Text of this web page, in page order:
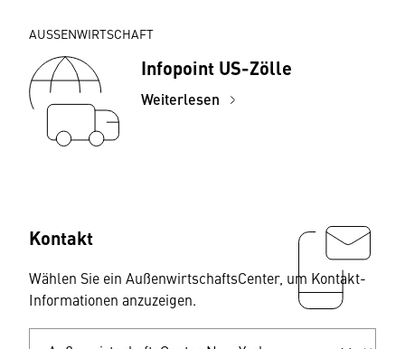
AUSSENWIRTSCHAFT
Infopoint US-Zölle
Weiterlesen
Kontakt
Wählen Sie ein AußenwirtschaftsCenter, um Kontakt-
Informationen anzuzeigen.